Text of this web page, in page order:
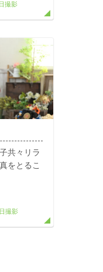
撮影
共々リラ
をとるこ
撮影